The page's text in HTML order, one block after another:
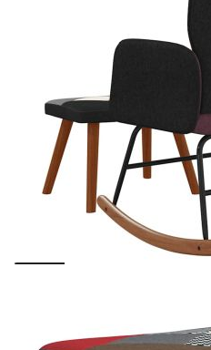
Предоставената таблица е
Добавете продукта в
количката" и при поръчка
вноски на кредита.
Предоставената таблица е
Добавете продукта в
количката" и при поръчка
вноски на кредита.
Предоставената таблица е
Добавете продукта в
количката" и при поръчка
вноски на кредита.